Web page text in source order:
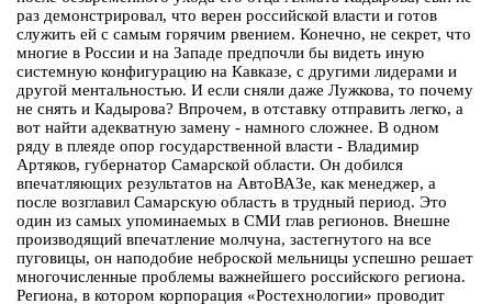
раз демонстрировал, что верен российской власти и готов
служить ей с самым горячим рвением. Конечно, не секрет, что
многие в России и на Западе предпочли бы видеть иную
системную конфигурацию на Кавказе, с другими лидерами и
другой ментальностью. И если сняли даже Лужкова, то почему
не снять и Кадырова? Впрочем, в отставку отправить легко, а
вот найти адекватную замену - намного сложнее. В одном
ряду в плеяде опор государственной власти - Владимир
Артяков, губернатор Самарской области. Он добился
впечатляющих результатов на АвтоВАЗе, как менеджер, а
после возглавил Самарскую область в трудный период. Это
один из самых упоминаемых в СМИ глав регионов. Внешне
производящий впечатление молчуна, застегнутого на все
пуговицы, он наподобие неброской мельницы успешно решает
многочисленные проблемы важнейшего российского региона.
Региона, в котором корпорация «Ростехнологии» проводит